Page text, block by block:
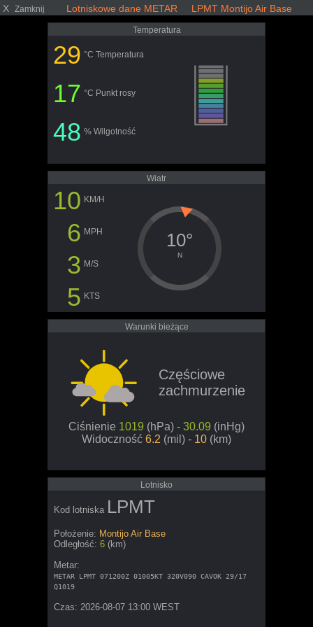
X Zamknij Lotniskowe dane METAR LPMT Montijo Air Base
Temperatura
29 °C Temperatura
17 °C Punkt rosy
48 % Wilgotność
Wiatr
10 KM/H
6 MPH
3 M/S
5 KTS
10°
N
Warunki bieżące
Częściowe
zachmurzenie
Ciśnienie 1019 (hPa) - 30.09 (inHg)
Widoczność 6.2 (mil) - 10 (km)
Lotnisko
Kod lotniska LPMT
Położenie: Montijo Air Base
Odległość: 6 (km)
Metar:
METAR LPMT 071200Z 01005KT 320V090 CAVOK 29/17
Q1019
Czas: 2026-08-07 13:00 WEST